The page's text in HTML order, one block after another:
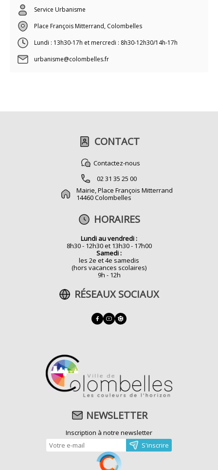
Service Urbanisme
Place François Mitterrand, Colombelles
Lundi : 13h30-17h et mercredi : 8h30-12h30/14h-17h
urbanisme@colombelles.fr
CONTACT
Contactez-nous
02 31 35 25 00
Mairie, Place François Mitterrand
14460 Colombelles
HORAIRES
Lundi au vendredi :
8h30 - 12h30 et 13h30 - 17h00
Samedi :
les 2e et 4e samedis
(hors vacances scolaires)
9h - 12h
RÉSEAUX SOCIAUX
NEWSLETTER
Inscription à notre newsletter